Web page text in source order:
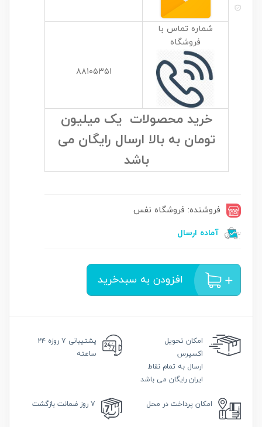
شماره تماس با
فروشگاه
۸۸۱۰۵۳۵۱
خرید محصولات یک میلیون
تومان به بالا ارسال رایگان می
باشد
فروشنده: فروشگاه نفس
آماده ارسال
افزودن به سبدخرید
امکان تحویل
اکسپرس
ارسال به تمام نقاط
ایران رایگان می باشد
پشتیبانی
۷ روزه ۲۴
ساعته
امکان پرداخت در محل ۷ روز ضمانت بازگشت